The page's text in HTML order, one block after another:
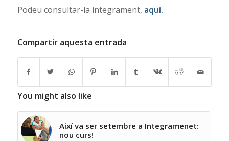
Podeu consultar-la íntegrament, aquí.
Compartir aquesta entrada
You might also like
Així va ser setembre a Integramenet:
nou curs!